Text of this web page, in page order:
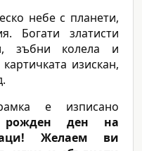
небе с планети,
Богати златисти
зъбни колела и
изискан,
е изписано
рожден ден на
Желаем ви